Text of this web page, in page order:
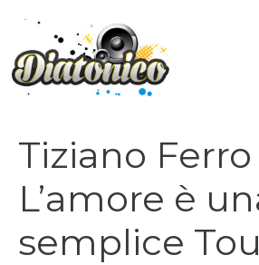
contenuto
Tiziano Ferro
L’amore è
semplice